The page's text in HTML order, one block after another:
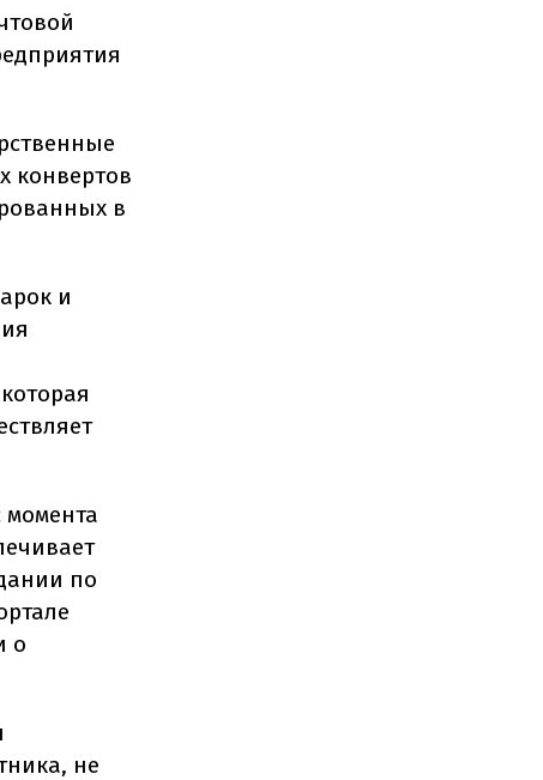
конвертов
в
и
момента
по
о
не